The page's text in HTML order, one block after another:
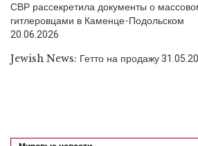
СВР рассекретила документы о
гитлеровцами в Каменце-Подольском
20.06.2026
Jewish News: Гетто на продажу